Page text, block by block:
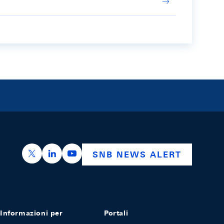
https://x.com/snb_bns
https://ch.linkedin.com/company/swiss-
https://www.youtube.com/
SNB NEWS ALERT
Informazioni per Portali